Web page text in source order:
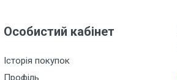
Особистий кабінет
Історія покупок
Профіль